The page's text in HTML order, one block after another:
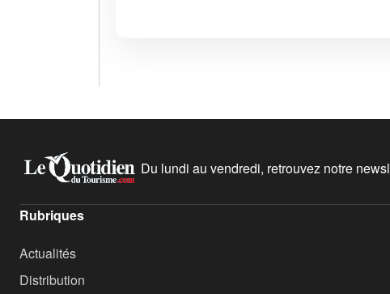
Du lundi au vendredi, retrouvez notre
Rubriques
Actualités
Distribution